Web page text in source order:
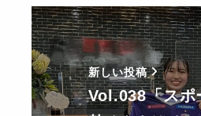
新しい投稿
Vol.038「スポ